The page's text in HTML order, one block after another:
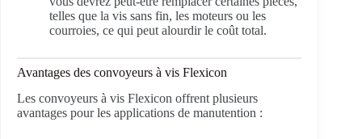
telles que la vis sans fin, les moteurs ou les
courroies, ce qui peut alourdir le coût total.
Avantages des convoyeurs à vis Flexicon
Les convoyeurs à vis Flexicon offrent plusieurs
avantages pour les applications de manutention :